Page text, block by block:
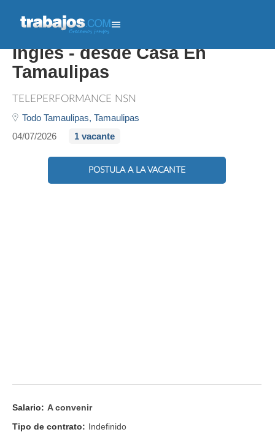
Atención Al Cliente En
Inglés - desde Casa En
Tamaulipas
TELEPERFORMANCE NSN
Todo Tamaulipas, Tamaulipas
04/07/2026
1 vacante
POSTULA A LA VACANTE
Salario: A convenir
Tipo de contrato: Indefinido